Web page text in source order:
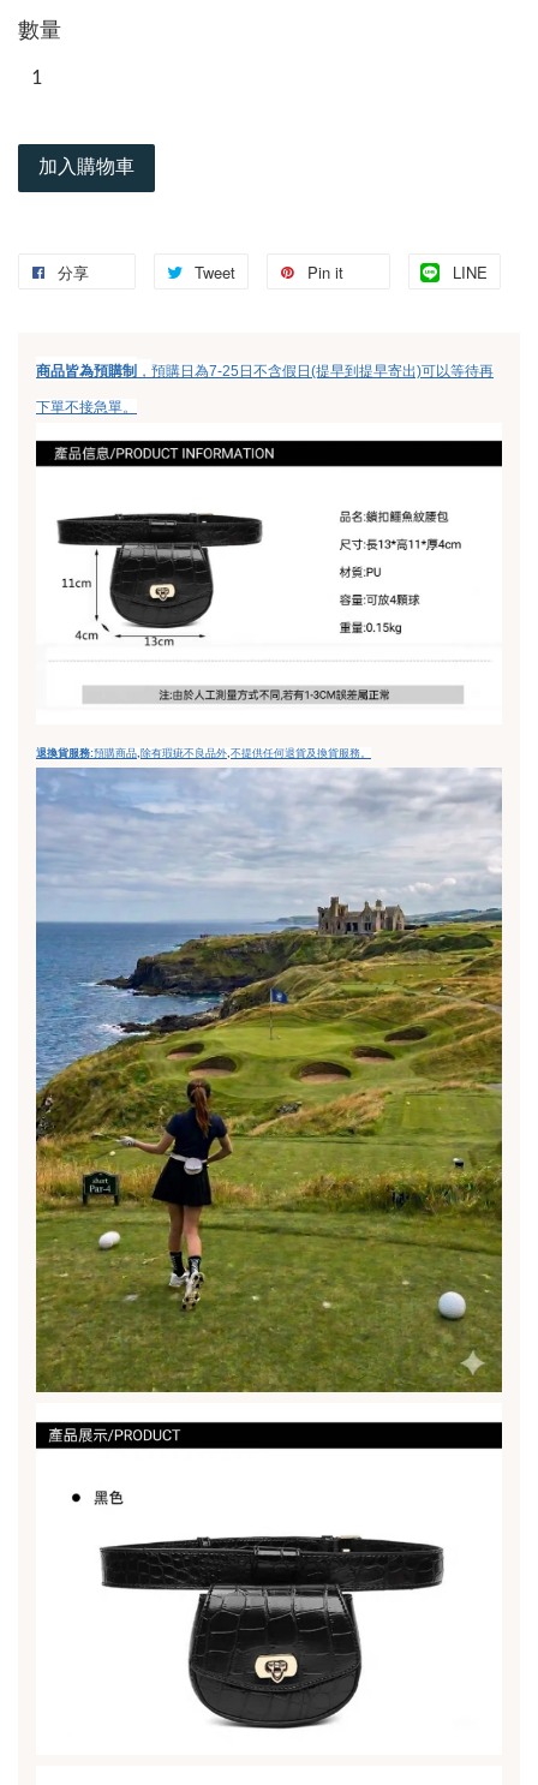
數量
加入購物車
分享 Tweet Pin it LINE
商品皆為預購制 ， 預購日為7-25日不含假日(提早到提早寄出)可以等待再
下單不接急單。
退換貨服務:預購商品, 除有瑕疵不良品外,不提供任何退貨及換貨服務